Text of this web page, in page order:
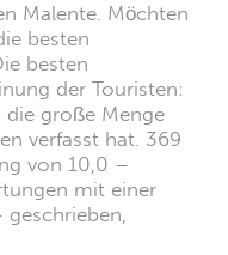
Malente. Möchten
besten
besten
der Touristen:
die große Menge
verfasst hat. 369
von 10,0 –
mit einer